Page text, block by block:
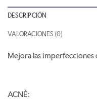
DESCRIPCIÓN
VALORACIONES (0)
Mejora las imperfecciones
ACNÉ: